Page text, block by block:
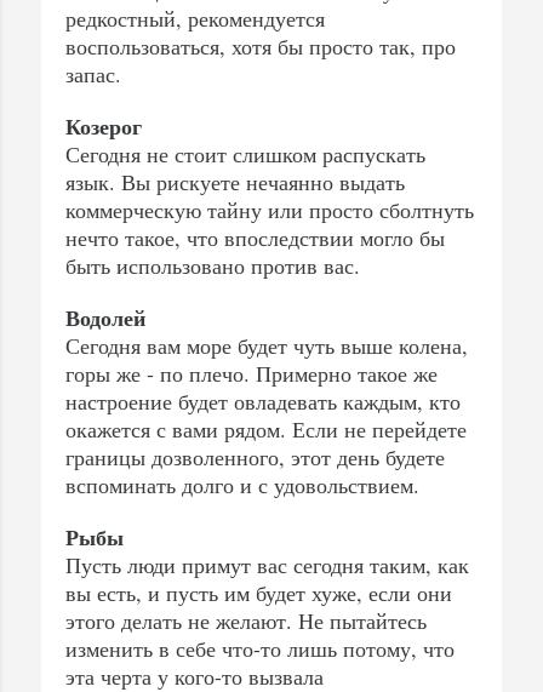
редкостный, рекомендуется
воспользоваться, хотя бы просто так, про
запас.
Козерог
Сегодня не стоит слишком распускать
язык. Вы рискуете нечаянно выдать
коммерческую тайну или просто сболтнуть
нечто такое, что впоследствии могло бы
быть использовано против вас.
Водолей
Сегодня вам море будет чуть выше колена,
горы же - по плечо. Примерно такое же
настроение будет овладевать каждым, кто
окажется с вами рядом. Если не перейдете
границы дозволенного, этот день будете
вспоминать долго и с удовольствием.
Рыбы
Пусть люди примут вас сегодня таким, как
вы есть, и пусть им будет хуже, если они
этого делать не желают. Не пытайтесь
изменить в себе что-то лишь потому, что
эта черта у кого-то вызвала